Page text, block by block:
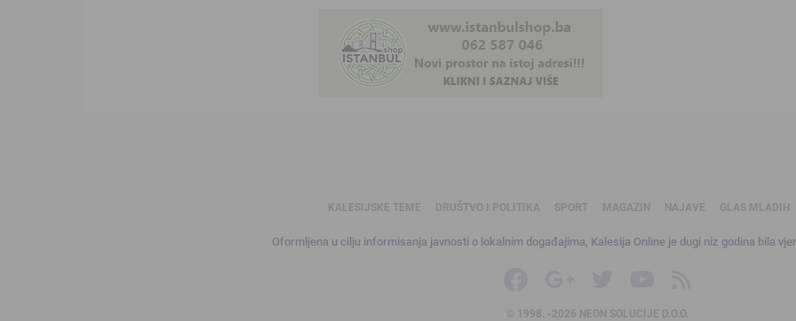
KALESIJSKE TEME DRUŠTVO I POLITIKA SPORT MAGAZIN NAJAVE GLAS MLADIH
Oformljena u cilju informisanja javnosti o lokalnim događajima, Kalesija Online je dugi niz godina bila
© 1998. -2026 NEON SOLUCIJE D.O.O.